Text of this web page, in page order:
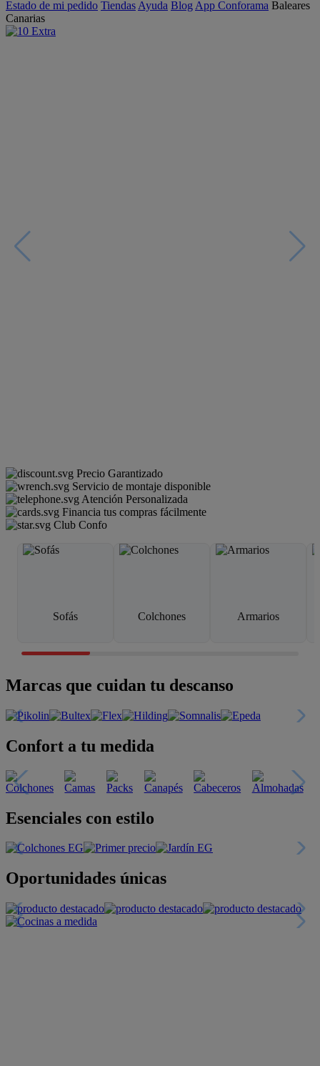
Estado de mi pedido Tiendas Ayuda Blog App Conforama Baleares
Canarias
Precio Garantizado
Servicio de montaje disponible
Atención Personalizada
Financia tus compras fácilmente
Club Confo
Sofás Colchones Armarios
Marcas que cuidan tu descanso
Confort a tu medida
Esenciales con estilo
Oportunidades únicas